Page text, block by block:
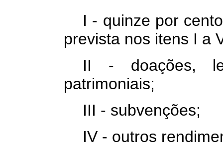
I - quinze por
prevista nos itens I a
II - doações,
patrimoniais;
III - subvenções;
IV - outros